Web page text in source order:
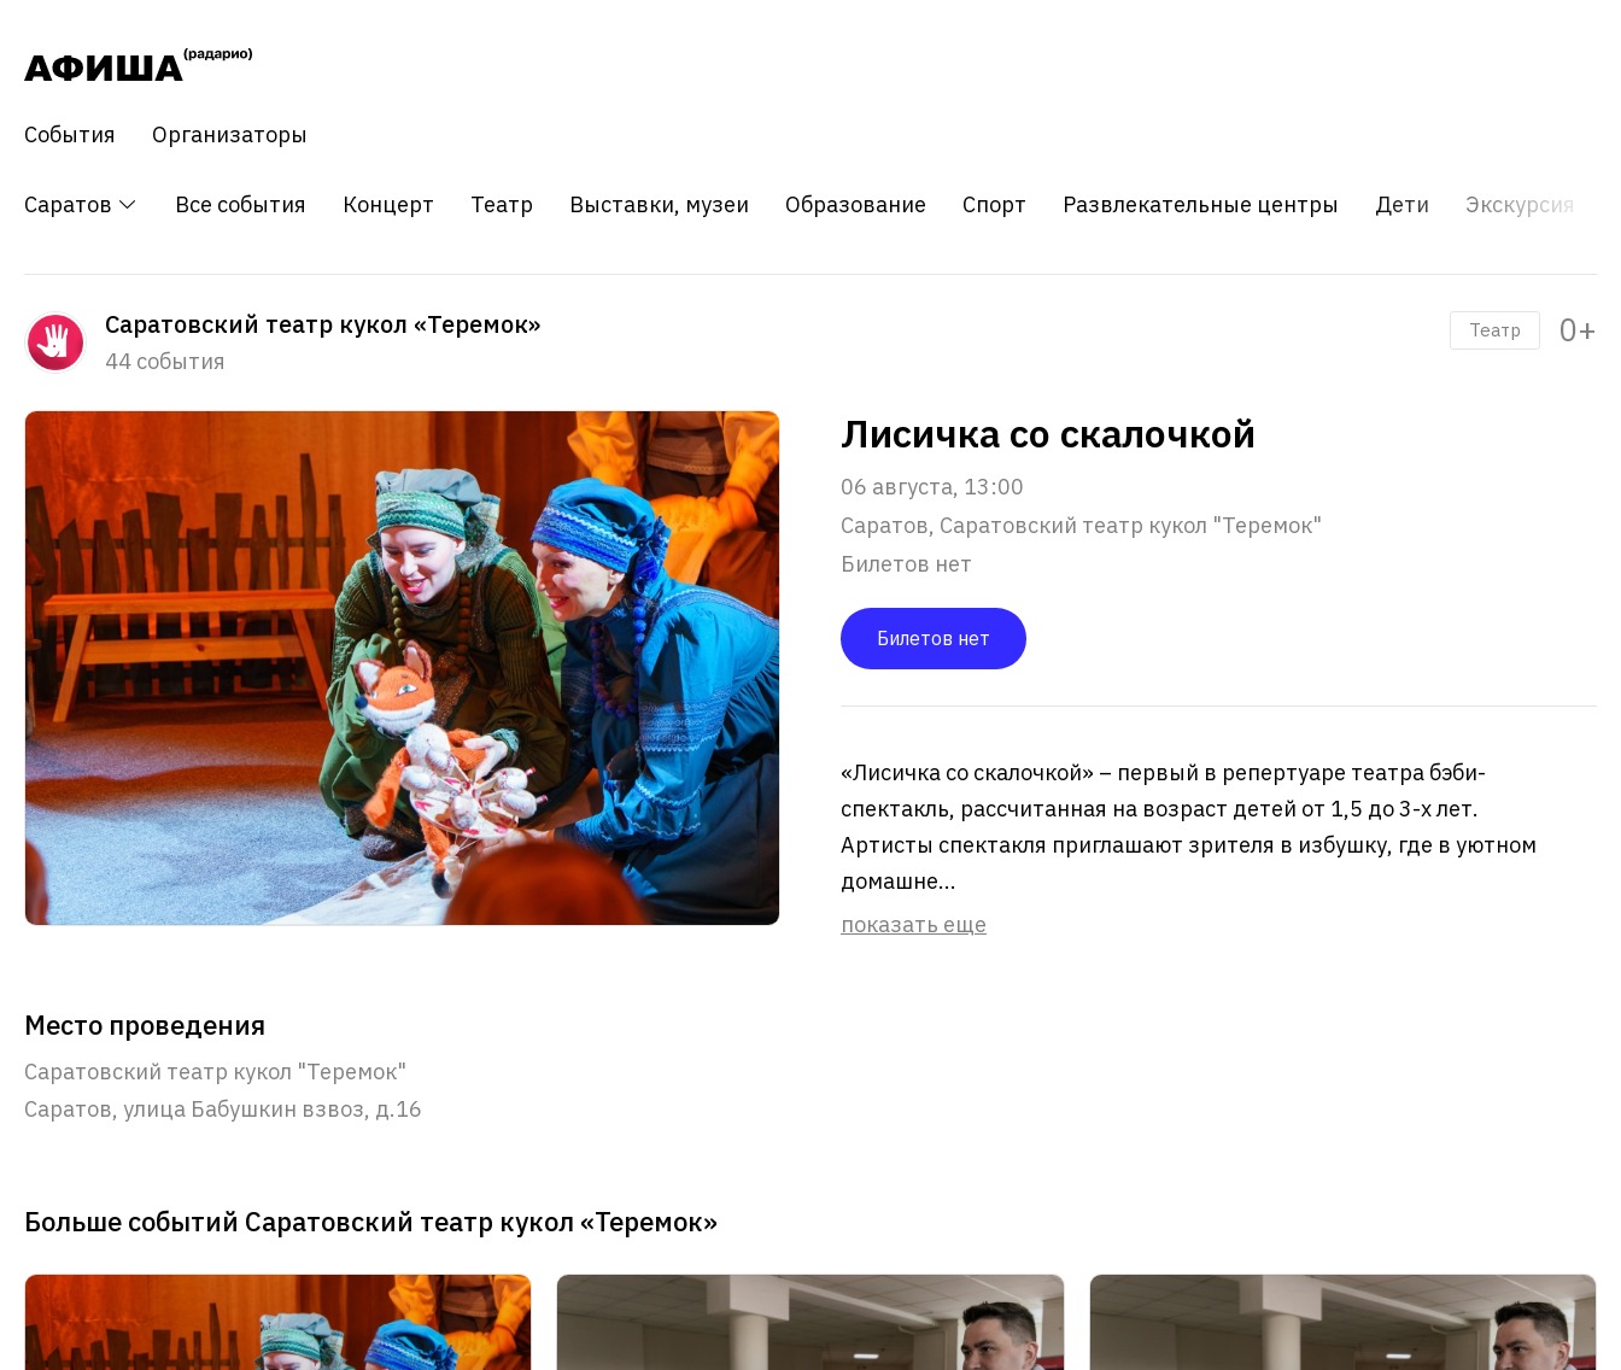
События Организаторы
Саратов Все события Концерт Театр Выставки, музеи Образование Спорт Развлекательные центры Дети Экскурсия
Саратовский театр кукол «Теремок»
44 события
Театр 0+
Лисичка со скалочкой
06 августа, 13:00
Саратов, Саратовский театр кукол "Теремок"
Билетов нет
Билетов нет
«Лисичка со скалочкой» – первый в репертуаре театра бэби-
спектакль, рассчитанная на возраст детей от 1,5 до 3-х лет.
Артисты спектакля приглашают зрителя в избушку, где в уютном
домашне...
показать еще
Место проведения
Саратовский театр кукол "Теремок"
Саратов, улица Бабушкин взвоз, д.16
Больше событий Саратовский театр кукол «Теремок»